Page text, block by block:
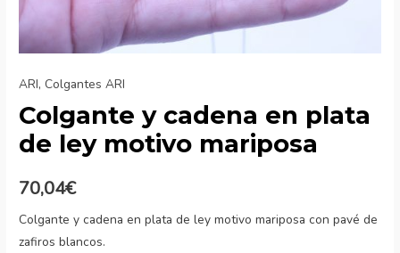
ARI,Colgantes ARI
Colgante y cadena en plata
de ley motivo mariposa
70,04€
Colgante y cadena en plata de ley motivo mariposa con pavé de
zafiros blancos.